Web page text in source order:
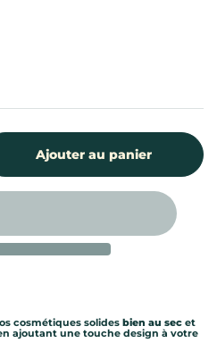
Ajouter au panier
cosmétiques solides bien au sec et
ajoutant une touche design à votre